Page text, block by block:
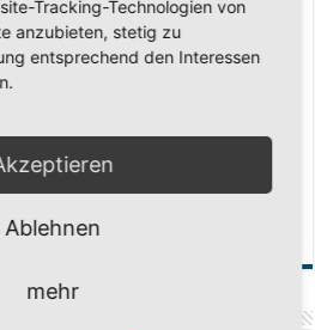
Jugend 15. Mai 2026
70 12. Mai 2026
Ü45 krönt sich zum fünften Mal in Folge
9. Mai 2026
Express greift nach dem fünften Titel in
6. Mai 2026
Tracking-Technologien von
anzubieten, stetig zu
entsprechend den Interessen
Ablehnen
mehr